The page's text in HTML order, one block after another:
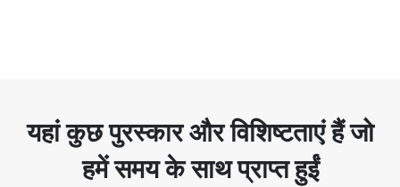
यहां कुछ पुरस्कार और विशिष्टताएं हैं जो
हमें समय के साथ प्राप्त हुईं